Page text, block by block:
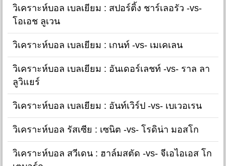
วิเคราะห์บอล เบลเยียม : สปอร์ติ้ง ชาร์เลอรัว -vs-
โอเอช ลูเวน
วิเคราะห์บอล เบลเยียม : เกนท์ -vs- เมเคเลน
วิเคราะห์บอล เบลเยียม : อันเดอร์เลชท์ -vs- ราล ลา
ลูวิแยร์
วิเคราะห์บอล เบลเยียม : อันท์เวิร์ป -vs- เบเวอเรน
วิเคราะห์บอล รัสเซีย : เซนิต -vs- โรดิน่า มอสโก
วิเคราะห์บอล สวีเดน : ฮาล์มสตัด -vs- จีเอไอเอส โก